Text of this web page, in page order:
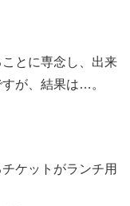
とに専念し、出来
が、結果は…。
ケットがランチ用